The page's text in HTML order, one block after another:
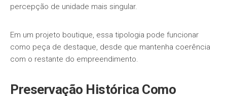
percepção de unidade mais singular.
Em um projeto boutique, essa tipologia pode funcionar
como peça de destaque, desde que mantenha coerência
com o restante do empreendimento.
Preservação Histórica Como